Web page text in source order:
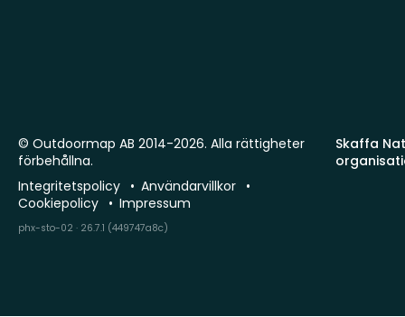
Skaffa
© Outdoormap AB 2014-2026. Alla rättigheter
förbehållna.
Integritetspolicy
Användarvillkor
Cookiepolicy
Impressum
phx-sto-02 · 26.7.1 (449747a8c)